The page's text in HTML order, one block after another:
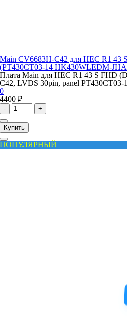
Main CV6683H-C42 для HEC R1 43
(PT430CT03-14 HK430WLEDM-
Плата Main для HEC R1 43 S FHD
C42, LVDS 30pin, panel
0
4400 ₽
- +
Купить
ПОПУЛЯРНЫЙ